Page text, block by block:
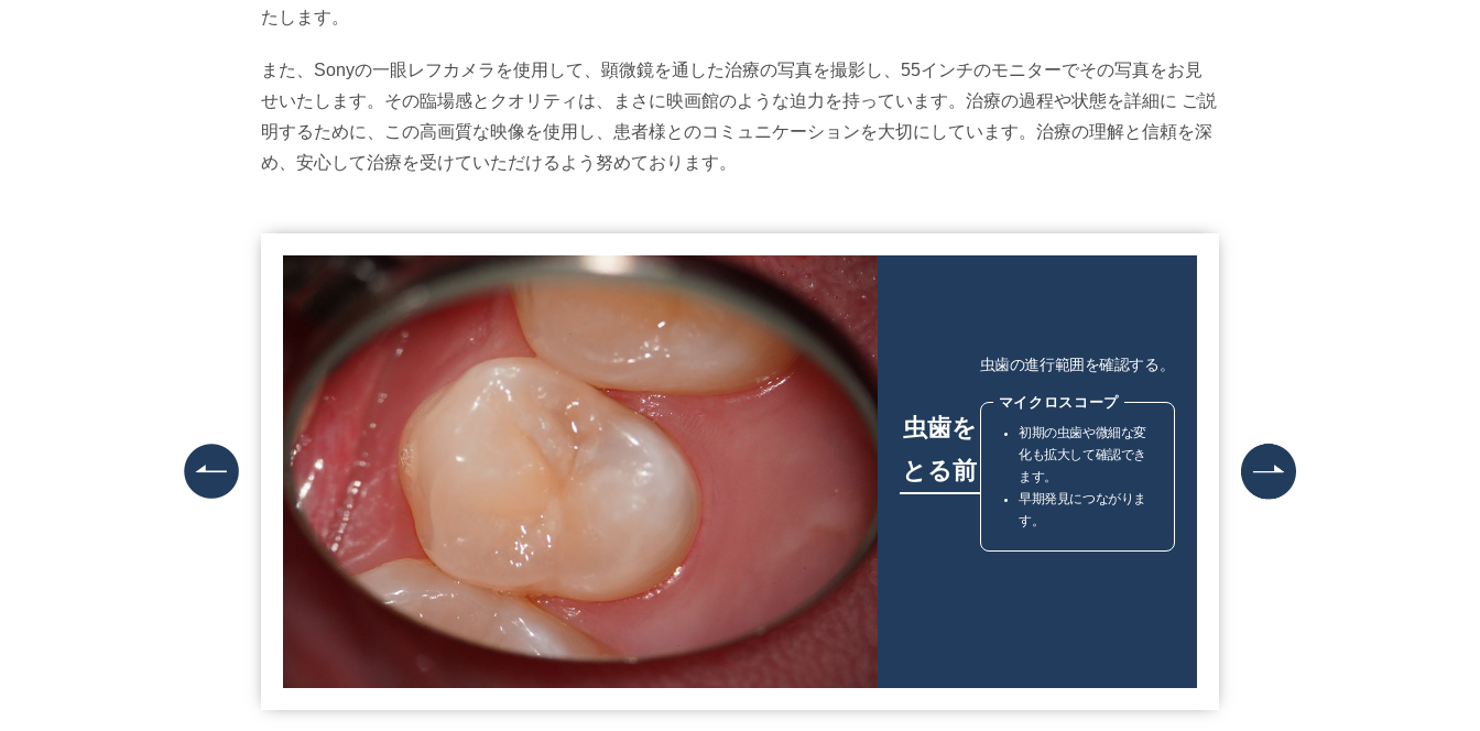
たします。
また、Sonyの一眼レフカメラを使用して、顕微鏡を通した治療の写真を撮影し、55インチのモニターでその写真をお見
せいたします。その臨場感とクオリティは、まさに映画館のような迫力を持っています。治療の過程や状態を詳細に ご説
明するために、この高画質な映像を使用し、患者様とのコミュニケーションを大切にしています。治療の理解と信頼を深
め、安心して治療を受けていただけるよう努めております。
フロスが気持ちよく通り、
汚れがたまりにくい、清掃
性の高い歯を作ることを常
虫歯を
とる前
虫歯の進行範囲を確認する。
マイクロスコープ
初期の虫歯や微細な変
化も拡大して確認でき
ます。
早期発見につながりま
す。